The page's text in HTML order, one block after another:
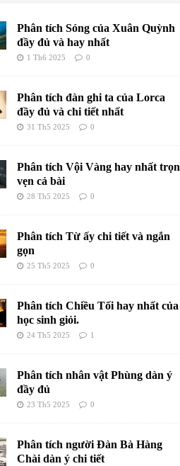
Phân tích Sóng của Xuân Quỳnh
đầy đủ và hay nhất
1 Th6 2025 0
Phân tích đàn ghi ta của Lorca
đầy đủ và chi tiết nhất
31 Th5 2025 0
Phân tích Vội Vàng hay nhất trọn
vẹn cả bài
28 Th5 2025 0
Phân tích Từ ấy chi tiết và ngắn
gọn
25 Th5 2025 0
Phân tích Chiều Tối hay nhất của
học sinh giỏi.
24 Th5 2025 1
Phân tích nhân vật Phùng dàn ý
đầy đủ
23 Th5 2025 0
Phân tích người Đàn Bà Hàng
Chài dàn ý chi tiết